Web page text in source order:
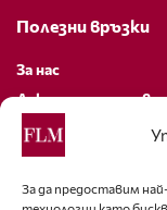
За да предоставим
Полезни връзки
За нас
Декларация за
Политика за
За контакти